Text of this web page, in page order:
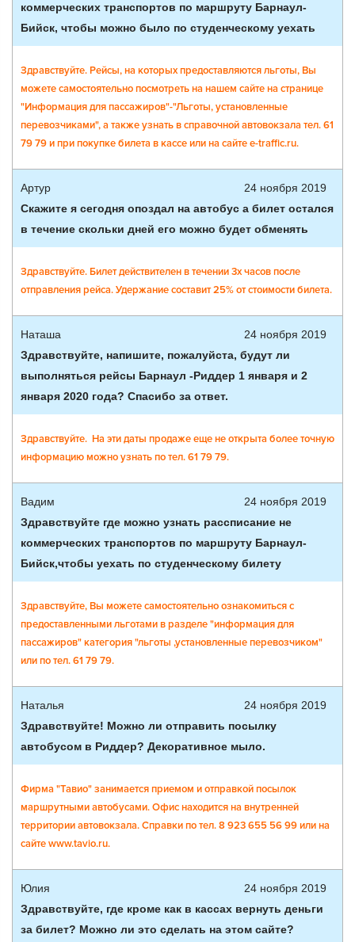
коммерческих транспортов по маршруту Барнаул-
Бийск, чтобы можно было по студенческому уехать
Здравствуйте. Рейсы, на которых предоставляются льготы, Вы
можете самостоятельно посмотреть на нашем сайте на странице
"Информация для пассажиров"-"Льготы, установленные
перевозчиками", а также узнать в справочной автовокзала тел. 61
79 79 и при покупке билета в кассе или на сайте e-traffic.ru.
Артур
24 ноября 2019
Скажите я сегодня опоздал на автобус а билет остался
в течение скольки дней его можно будет обменять
Здравствуйте. Билет действителен в течении 3х часов после
отправления рейса. Удержание составит 25% от стоимости билета.
Наташа
24 ноября 2019
Здравствуйте, напишите, пожалуйста, будут ли
выполняться рейсы Барнаул -Риддер 1 января и 2
января 2020 года? Спасибо за ответ.
Здравствуйте. На эти даты продаже еще не открыта более точную
информацию можно узнать по тел. 61 79 79.
Вадим
24 ноября 2019
Здравствуйте где можно узнать рассписание не
коммерческих транспортов по маршруту Барнаул-
Бийск,чтобы уехать по студенческому билету
Здравствуйте, Вы можете самостоятельно ознакомиться с
предоставленными льготами в разделе "информация для
пассажиров" категория "льготы ,установленные перевозчиком"
или по тел. 61 79 79.
Наталья
24 ноября 2019
Здравствуйте! Можно ли отправить посылку
автобусом в Риддер? Декоративное мыло.
Фирма "Тавио" занимается приемом и отправкой посылок
маршрутными автобусами. Офис находится на внутренней
территории автовокзала. Справки по тел. 8 923 655 56 99 или на
сайте www.tavio.ru.
Юлия
24 ноября 2019
Здравствуйте, где кроме как в кассах вернуть деньги
за билет? Можно ли это сделать на этом сайте?